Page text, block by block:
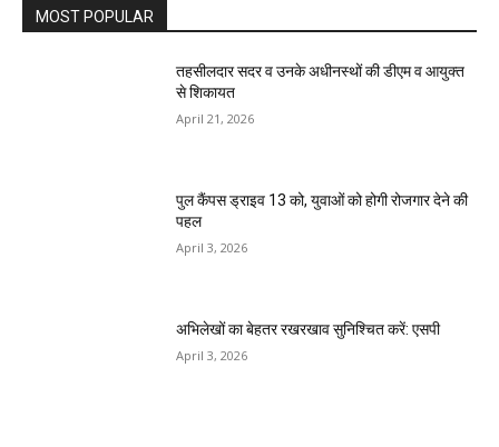
MOST POPULAR
तहसीलदार सदर व उनके अधीनस्थों की डीएम व आयुक्त
से शिकायत
April 21, 2026
पुल कैंपस ड्राइव 13 को, युवाओं को होगी रोजगार देने की
पहल
April 3, 2026
अभिलेखों का बेहतर रखरखाव सुनिश्चित करें: एसपी
April 3, 2026